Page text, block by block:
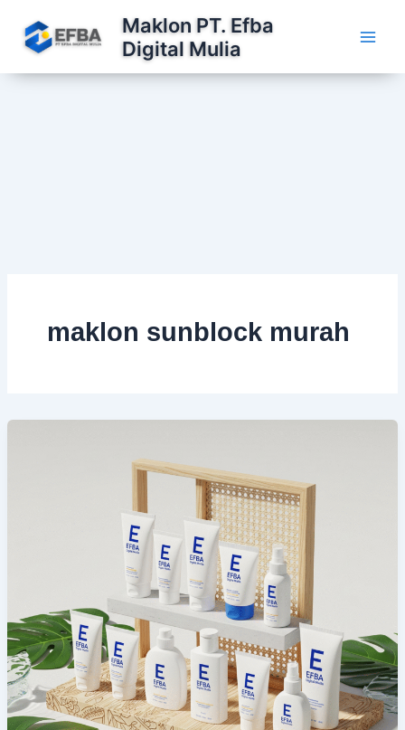
konten
Maklon PT. Efba
Digital Mulia
maklon sunblock murah